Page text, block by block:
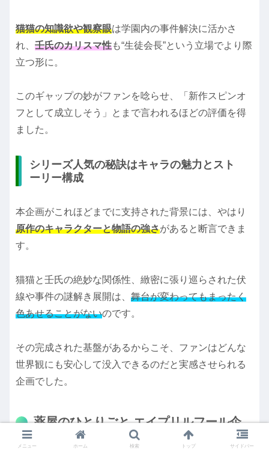
猫猫の知識欲や観察眼は学園内の事件解決に活かさ
れ、 壬氏のカリスマ性も“生徒会長”という立場でより際
立つ形に。
このギャップの妙がファンを唸らせ、「新作スピンオ
フとして成立しそう」とまで言われるほどの評価を得
ました。
シリーズ人気の秘訣はキャラの魅力とスト
ーリー構成
本企画がこれほどまでに支持された背景には、やはり
原作のキャラクターと物語の強さがあると断言できま
す。
猫猫と壬氏の絶妙な関係性、緻密に張り巡らされた伏
線や事件の謎解き展開は、 舞台が変わってもまったく
色あせることがないのです。
その完成された基盤があるからこそ、ファンはどんな
世界観にも安心して没入できるのだと実感させられる
企画でした。
薬屋のひとりごと エイプリルフール企
画のまとめ
メニュー ホーム 検索 トップ サイドバー